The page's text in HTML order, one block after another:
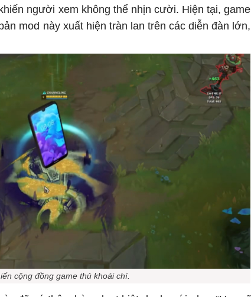
người xem không thể nhịn cười. Hiện tại, game
mod này xuất hiện tràn lan trên các diễn đàn lớn,
cộng đồng game thủ khoái chí.